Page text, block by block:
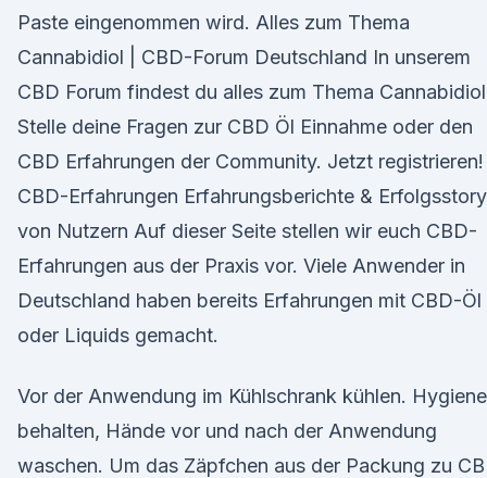
Paste eingenommen wird. Alles zum Thema
Cannabidiol | CBD-Forum Deutschland In unserem
CBD Forum findest du alles zum Thema
Stelle deine Fragen zur CBD Öl Einnahme oder den
CBD Erfahrungen der Community. Jetzt registrieren!
CBD-Erfahrungen Erfahrungsberichte &
von Nutzern Auf dieser Seite stellen wir euch CBD-
Erfahrungen aus der Praxis vor. Viele Anwender in
Deutschland haben bereits Erfahrungen mit CBD-Öl
oder Liquids gemacht.
Vor der Anwendung im Kühlschrank kühlen. Hygiene
behalten, Hände vor und nach der Anwendung
waschen. Um das Zäpfchen aus der Packung zu